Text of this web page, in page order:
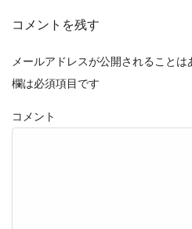
コメントを残す
メールアドレスが公開されることは
欄は必須項目です
コメント